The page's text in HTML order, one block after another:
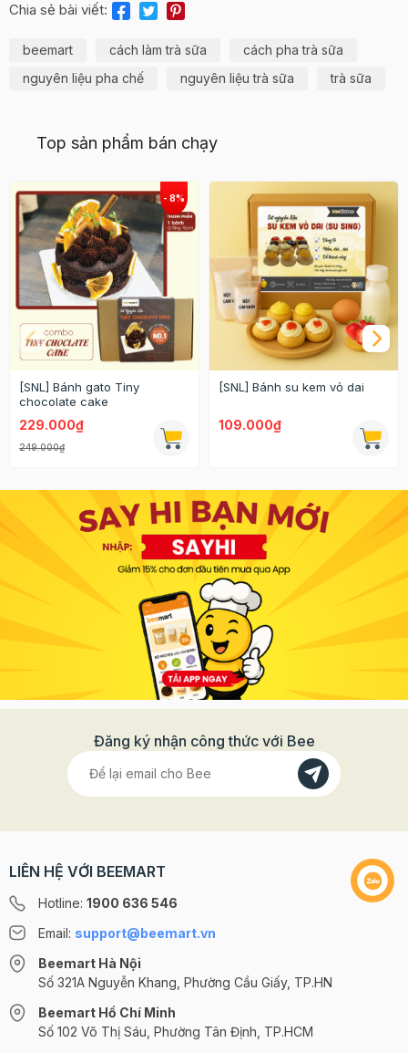
Chia sẻ bài viết:
beemart cách làm trà sữa
cách pha trà sữa
nguyên liệu pha chế
nguyên liệu trà sữa trà sữa
Top sản phẩm bán chạy
[SNL] Bánh gato Tiny
chocolate cake
229.000₫
249.000₫
[SNL] Bánh su kem vỏ dai
109.000₫
Đăng ký nhận công thức với Bee
LIÊN HỆ VỚI BEEMART
Hotline: 1900 636 546
Email: support@beemart.vn
Beemart Hà Nội
Số 321A Nguyễn Khang, Phường Cầu Giấy, TP.HN
Beemart Hồ Chí Minh
Số 102 Võ Thị Sáu, Phường Tân Định, TP.HCM